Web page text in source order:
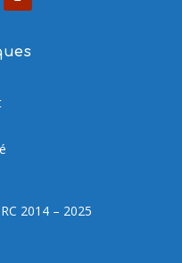
2014 – 2025